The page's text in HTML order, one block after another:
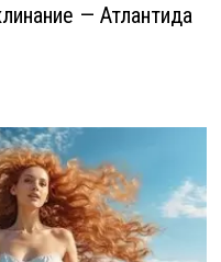
— Атлантида